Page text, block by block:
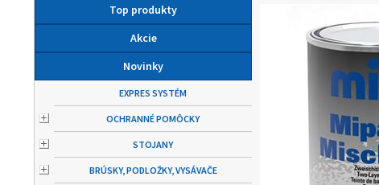
Top produkty
Akcie
Novinky
EXPRES SYSTÉM
OCHRANNÉ POMÔCKY
STOJANY
BRÚSKY, PODLOŽKY, VYSÁVAČE